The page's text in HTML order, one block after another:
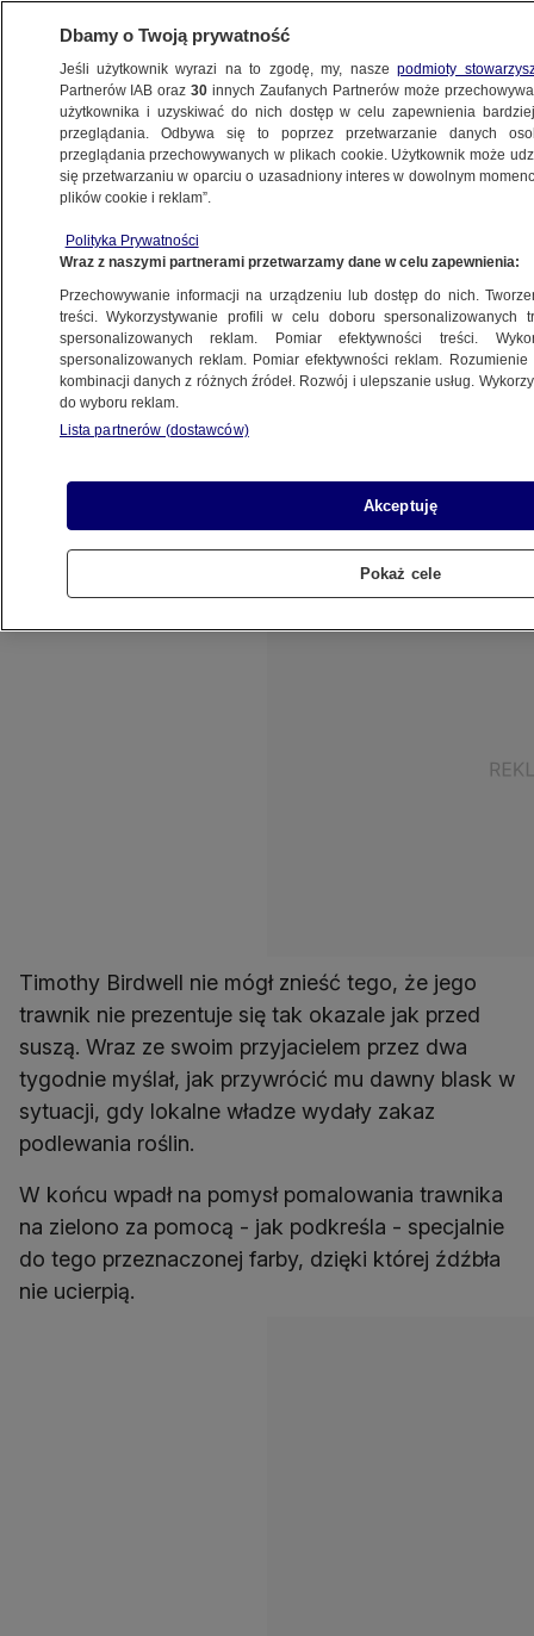
METEO
NAJNOWSZE
trawnik farbą
17.07.2012, 09:41
Udostępnij
Pomalował trawnik na zielono, bo chciał
mieszkaniec Indianapolis w amerykańskim stanie
Indiana, któremu nękająca USA susza dała się
silnie we znaki.
Timothy Birdwell nie mógł znieść tego, że jego
trawnik nie prezentuje się tak okazale jak przed
suszą. Wraz ze swoim przyjacielem przez dwa
tygodnie myślał, jak przywrócić mu dawny blask w
sytuacji, gdy lokalne władze wydały zakaz
podlewania roślin.
W końcu wpadł na pomysł pomalowania trawnika
na zielono za pomocą - jak podkreśla - specjalnie
do tego przeznaczonej farby, dzięki której źdźbła
nie ucierpią.
Dbamy o Twoją prywatność
Jeśli użytkownik wyrazi na to zgodę, my, naszepodmioty
Partnerów IAB oraz30 innych Zaufanych Partnerów może
użytkownika i uzyskiwać do nich dostęp w celu zapewnienia
przeglądania. Odbywa się to poprzez przetwarzanie danych
przeglądania przechowywanych w plikach cookie. Użytkownik może
się przetwarzaniu w oparciu o uzasadniony interes w dowolnym
plików cookie i reklam”.
Polityka Prywatności
Wraz z naszymi partnerami przetwarzamy dane w celu zapewnienia:
Przechowywanie informacji na urządzeniu lub dostęp do nich.
treści. Wykorzystywanie profili w celu doboru spersonalizowanych
spersonalizowanych reklam. Pomiar efektywności treści.
spersonalizowanych reklam. Pomiar efektywności reklam.
kombinacji danych z różnych źródeł. Rozwój i ulepszanie usług.
do wyboru reklam.
Lista partnerów (dostawców)
Akceptuję
Pokaż cele